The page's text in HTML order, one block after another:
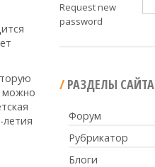
можно
Request new
password
РАЗДЕЛЫ САЙТА
Форум
Рубрикатор
Блоги